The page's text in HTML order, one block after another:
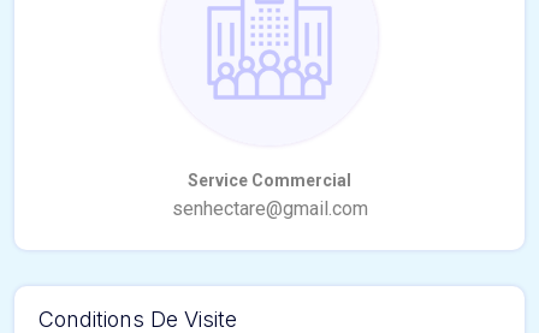
Conditions De Visite